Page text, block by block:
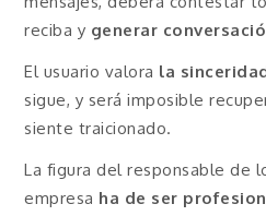
reciba y generar
El usuario valora la
sigue, y será imposible
siente traicionado.
La figura del responsable de
empresa ha de ser